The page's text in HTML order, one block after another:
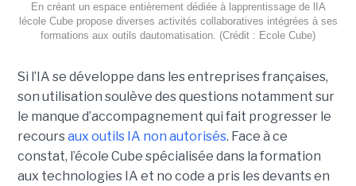
En créant un espace entièrement dédiée à lapprentissage de lIA
lécole Cube propose diverses activités collaboratives intégrées à ses
formations aux outils dautomatisation. (Crédit : Ecole Cube)
Si l’IA se développe dans les entreprises françaises,
son utilisation soulève des questions notamment sur
le manque d’accompagnement qui fait progresser le
recoursaux outils IA non autorisés. Face à ce
constat, l’école Cube spécialisée dans la formation
aux technologies IA et no code a pris les devants en